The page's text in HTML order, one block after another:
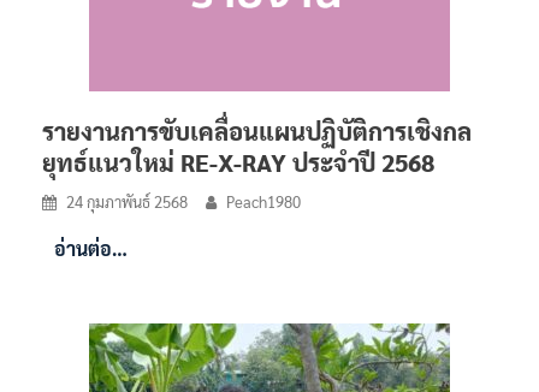
รายงานการขับเคลื่อนแผนปฏิบัติการเชิงกล
ยุทธ์แนวใหม่ RE-X-RAY ประจำปี 2568
24 กุมภาพันธ์ 2568 Peach1980
อ่านต่อ…